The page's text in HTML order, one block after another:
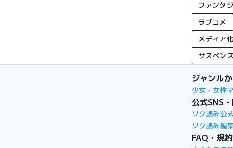
ファンタ
ラブコメ
メディア化
サスペンス
ジャンル
少女・女性
公式SNS
ソク読み公
ソク読み編
FAQ・規